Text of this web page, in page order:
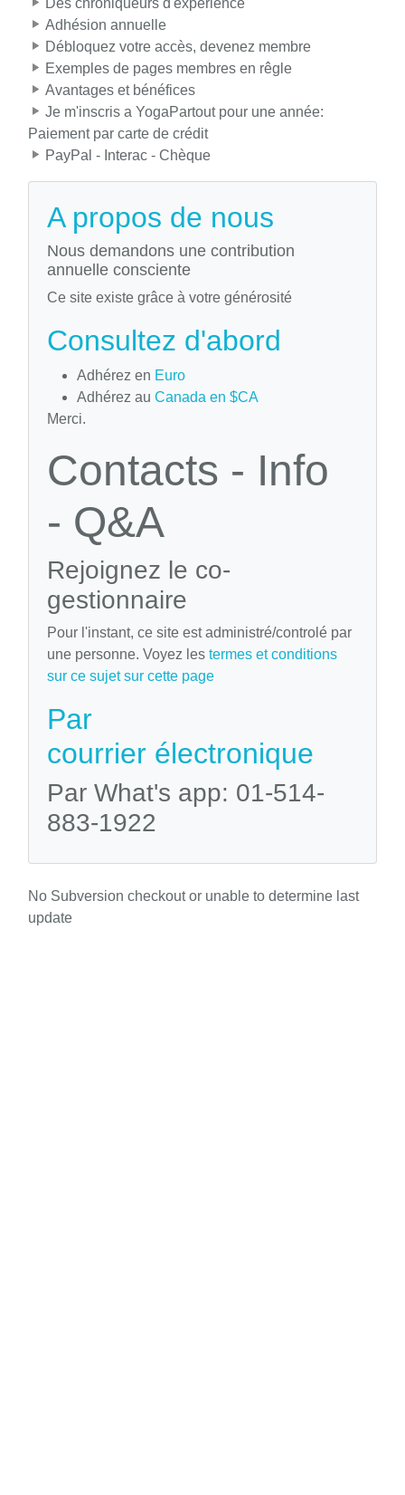
Des chroniqueurs d'expérience
Adhésion annuelle
Débloquez votre accès, devenez membre
Exemples de pages membres en rêgle
Avantages et bénéfices
Je m'inscris a YogaPartout pour une année:
Paiement par carte de crédit
PayPal - Interac - Chèque
A propos de nous
Nous demandons une contribution
annuelle consciente
Ce site existe grâce à votre générosité
Consultez d'abord
Adhérez en Euro
Adhérez au Canada en $CA
Merci.
Contacts - Info
- Q&A
Rejoignez le co-
gestionnaire
Pour l'instant, ce site est administré/controlé par
une personne. Voyez les termes et conditions
sur ce sujet sur cette page
Par
courrier électronique
Par What's app: 01-514-
883-1922
No Subversion checkout or unable to determine last
update